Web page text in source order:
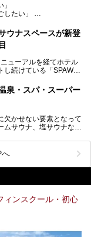
れを癒やしたい方はもち
にもぴったりの内容とな
の注目ポイントを詳しく
水春」に訪れる方や、
」
したい」
です。
帰り温浴施設で、阪急
汗・リラックス・漫画
の施設なので、一日中ゆ
日行われており、“とと
イントです。
り、友人同士やカップル
ぴったり。
してきたので、その全容
ウナスペースが新登
ューアルを経てホテル
続けている「SPAWO
日（土）に、新たな浴
ウナを携えてリニュー
れぞれにリニューアル
べく、リニューアルプレ
！今回はそのリニューア
泉・スパ・スーパー
欠かせない要素となって
ムサウナ、塩サウナな
で楽しむためのサービス
大阪府内のオススメ温
思います！
へ
ィンスクール・初心